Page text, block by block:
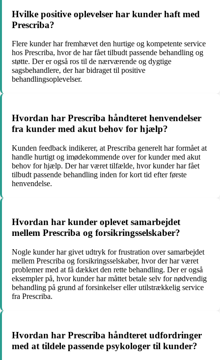
Hvilke positive oplevelser har kunder haft med
Prescriba?
Flere kunder har fremhævet den hurtige og kompetente service
hos Prescriba, hvor de har fået tilbudt passende behandling og
støtte. Der er også ros til de nærværende og dygtige
sagsbehandlere, der har bidraget til positive
behandlingsoplevelser.
Hvordan har Prescriba håndteret henvendelser
fra kunder med akut behov for hjælp?
Kunden feedback indikerer, at Prescriba generelt har formået at
handle hurtigt og imødekommende over for kunder med akut
behov for hjælp. Der har været tilfælde, hvor kunder har fået
tilbudt passende behandling inden for kort tid efter første
henvendelse.
Hvordan har kunder oplevet samarbejdet
mellem Prescriba og forsikringsselskaber?
Nogle kunder har givet udtryk for frustration over samarbejdet
mellem Prescriba og forsikringsselskaber, hvor der har været
problemer med at få dækket den rette behandling. Der er også
eksempler på, hvor kunder har måttet betale selv for nødvendig
behandling på grund af forsinkelser eller utilstrækkelig service
fra Prescriba.
Hvordan har Prescriba håndteret udfordringer
med at tildele passende psykologer til kunder?